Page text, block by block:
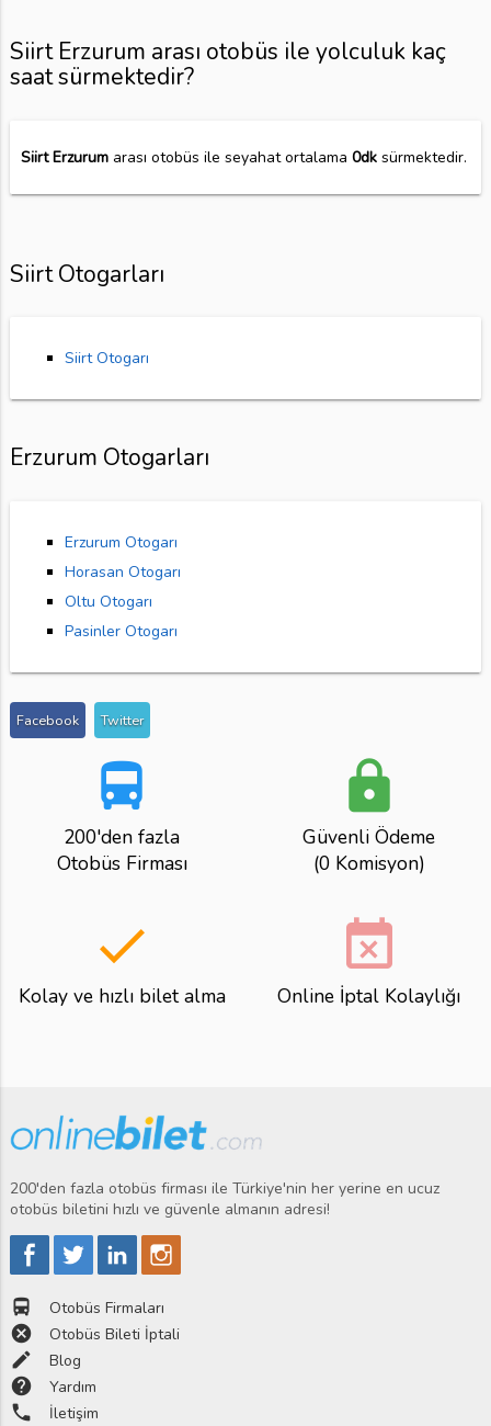
Siirt Erzurum arası otobüs ile yolculuk kaç
saat sürmektedir?
Siirt Erzurumarası otobüs ile seyahat ortalama 0dksürmektedir.
Siirt Otogarları
Siirt Otogarı
Erzurum Otogarları
Erzurum Otogarı
Horasan Otogarı
Oltu Otogarı
Pasinler Otogarı
Facebook Twitter
directions_bus
200'den fazla
Otobüs Firması
lock
Güvenli Ödeme
(0 Komisyon)
done
Kolay ve hızlı bilet alma
event_busy
Online İptal Kolaylığı
200'den fazla otobüs firması ile Türkiye'nin her yerine en ucuz
otobüs biletini hızlı ve güvenle almanın adresi!
directions_bus Otobüs Firmaları
cancel Otobüs Bileti İptali
edit Blog
help Yardım
phone İletişim